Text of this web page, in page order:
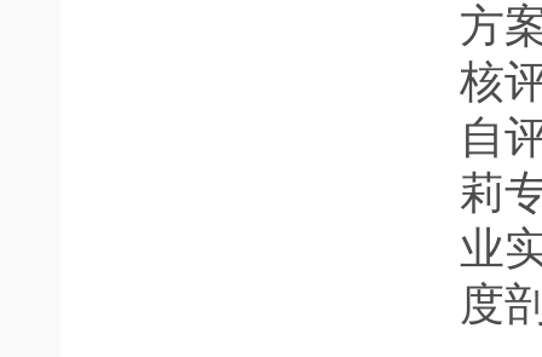
方
核
自
莉
业
度